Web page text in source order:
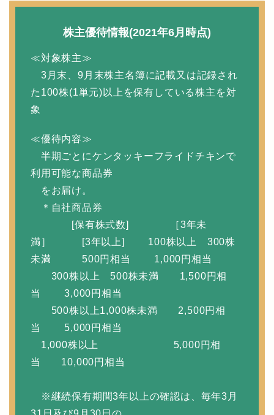
株主優待情報(2021年6月時点)
≪対象株主≫
3月末、9月末株主名簿に記載又は記録され
た100株(1単元)以上を保有している株主を対
象
≪優待内容≫
半期ごとにケンタッキーフライドチキンで
利用可能な商品券
をお届け。
＊自社商品券
[保有株式数] ［3年未
満］ [3年以上] 100株以上 300株
未満 500円相当 1,000円相当
300株以上 500株未満 1,500円相
当 3,000円相当
500株以上1,000株未満 2,500円相
当 5,000円相当
1,000株以上 5,000円相
当 10,000円相当
※継続保有期間3年以上の確認は、毎年3月